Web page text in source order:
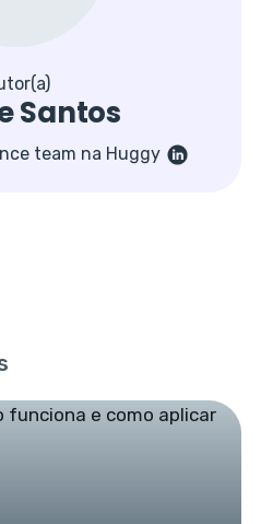
Santos
team na Huggy